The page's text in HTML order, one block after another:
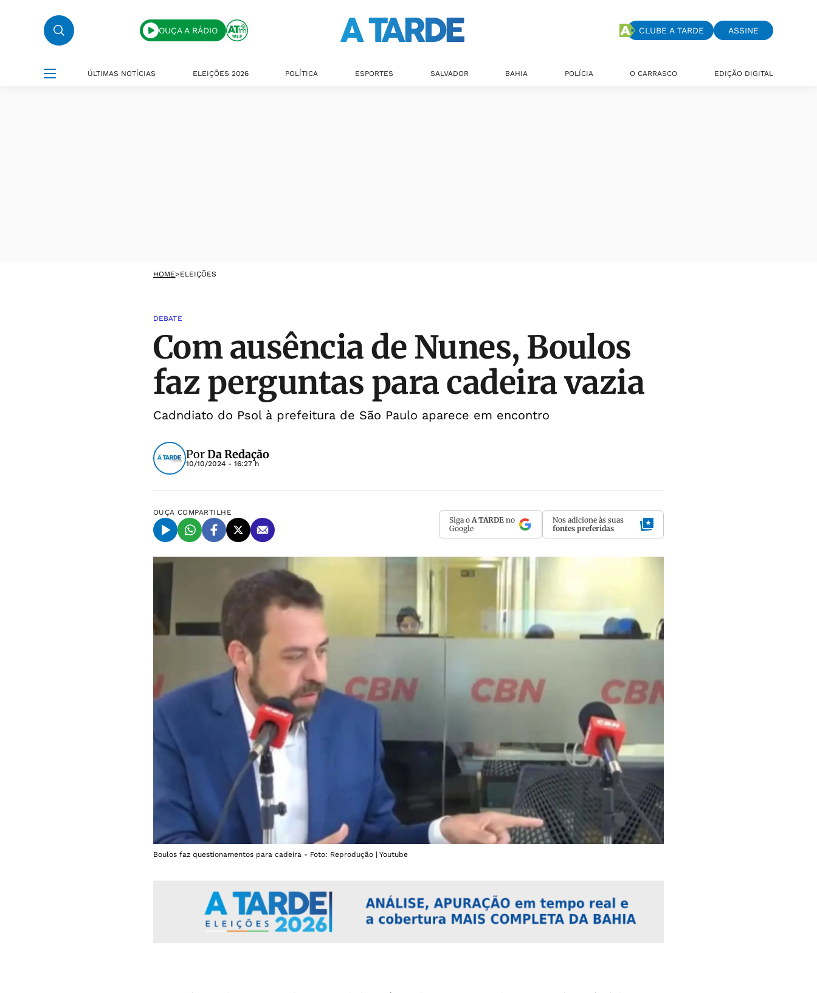
OUÇA A RÁDIO CLUBE A TARDE ASSINE
ÚLTIMAS NOTÍCIAS ELEIÇÕES 2026 POLÍTICA ESPORTES SALVADOR BAHIA POLÍCIA O CARRASCO EDIÇÃO DIGITAL
HOME>ELEIÇÕES
DEBATE
Com ausência de Nunes, Boulos
faz perguntas para cadeira vazia
Cadndiato do Psol à prefeitura de São Paulo aparece em encontro
PorDa Redação
10/10/2024 - 16:27 h
OUÇA COMPARTILHE
Siga o A TARDE no
Google
Nos adicione às suas
fontes preferidas
Boulos faz questionamentos para cadeira - Foto: Reprodução | Youtube